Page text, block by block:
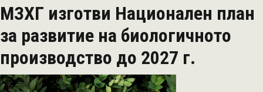
за
предоставяне
на
документи
мярка
МЗХГ изготви Национален план
за развитие на биологичното
производство до 2027 г.